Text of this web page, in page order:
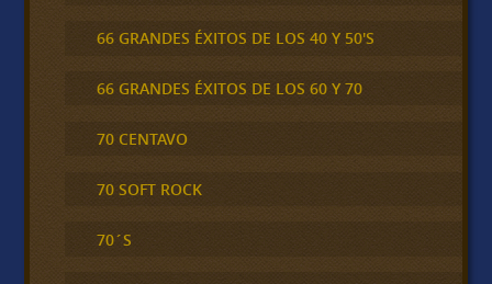
66 GRANDES ÉXITOS DE LOS 40 Y 50'S
66 GRANDES ÉXITOS DE LOS 60 Y 70
70 CENTAVO
70 SOFT ROCK
70´S